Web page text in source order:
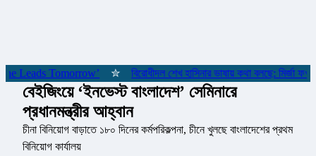
Leads Tomorrow’ ✮ বিরোধীদল শেখ হাসিনার ভাষায় কথা বলছে: মির্জা ফখরুল
বেইজিংয়ে ‘ইনভেস্ট বাংলাদেশ’ সেমিনারে
প্রধানমন্ত্রীর আহ্বান
চীনা বিনিয়োগ বাড়াতে ১৮০ দিনের কর্মপরিকল্পনা, চীনে খুলছে বাংলাদেশের প্রথম
বিনিয়োগ কার্যালয়